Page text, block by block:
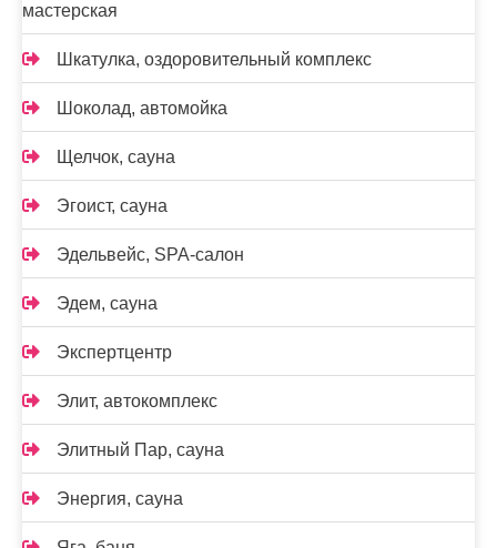
мастерская
Шкатулка, оздоровительный комплекс
Шоколад, автомойка
Щелчок, сауна
Эгоист, сауна
Эдельвейс, SPA-салон
Эдем, сауна
Экспертцентр
Элит, автокомплекс
Элитный Пар, сауна
Энергия, сауна